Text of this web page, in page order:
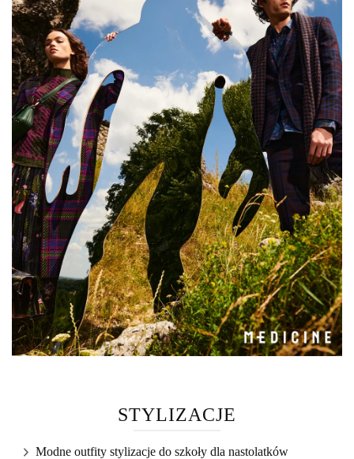
STYLIZACJE
Modne outfity stylizacje do szkoły dla nastolatków